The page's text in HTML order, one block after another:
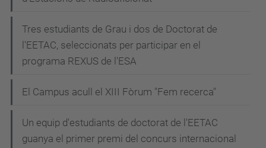
Tres estudiants de Grau i dos de Doctorat de
l'EETAC, seleccionats per participar en el
programa REXUS de l'ESA
El Campus acull el XIII Fòrum "Fem recerca"
Un equip d'estudiants de doctorat de l'EETAC
guanya el primer premi del concurs internacional